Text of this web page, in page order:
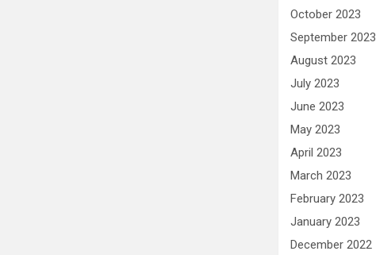
October 2023
September 2023
August 2023
July 2023
June 2023
May 2023
April 2023
March 2023
February 2023
January 2023
December 2022